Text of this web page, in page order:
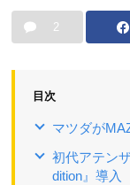
2
目次
マツダが
初代アテン
dition』導入